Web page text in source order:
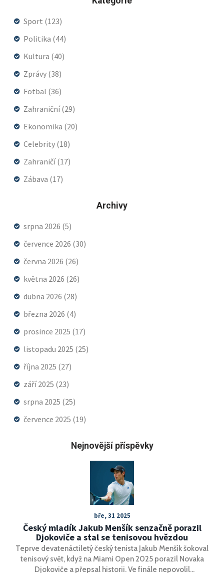
Sport (123)
Politika (44)
Kultura (40)
Zprávy (38)
Fotbal (36)
Zahraniční(29)
Ekonomika (20)
Celebrity (18)
Zahraničí(17)
Zábava (17)
Archivy
srpna 2026 (5)
července 2026 (30)
června 2026 (26)
května 2026 (26)
dubna 2026 (28)
března 2026 (4)
prosince 2025 (17)
listopadu 2025 (25)
října 2025 (27)
září 2025 (23)
srpna 2025 (25)
července 2025 (19)
Nejnovější příspěvky
bře, 31 2025
Český mladík Jakub Menšík senzačně porazil
Djokoviče a stal se tenisovou hvězdou
Teprve devatenáctiletý český tenista Jakub Menšík šokoval
tenisový svět, když na Miami Open 2025 porazil Novaka
Djokoviče a přepsal historii. Ve finále nepovolil